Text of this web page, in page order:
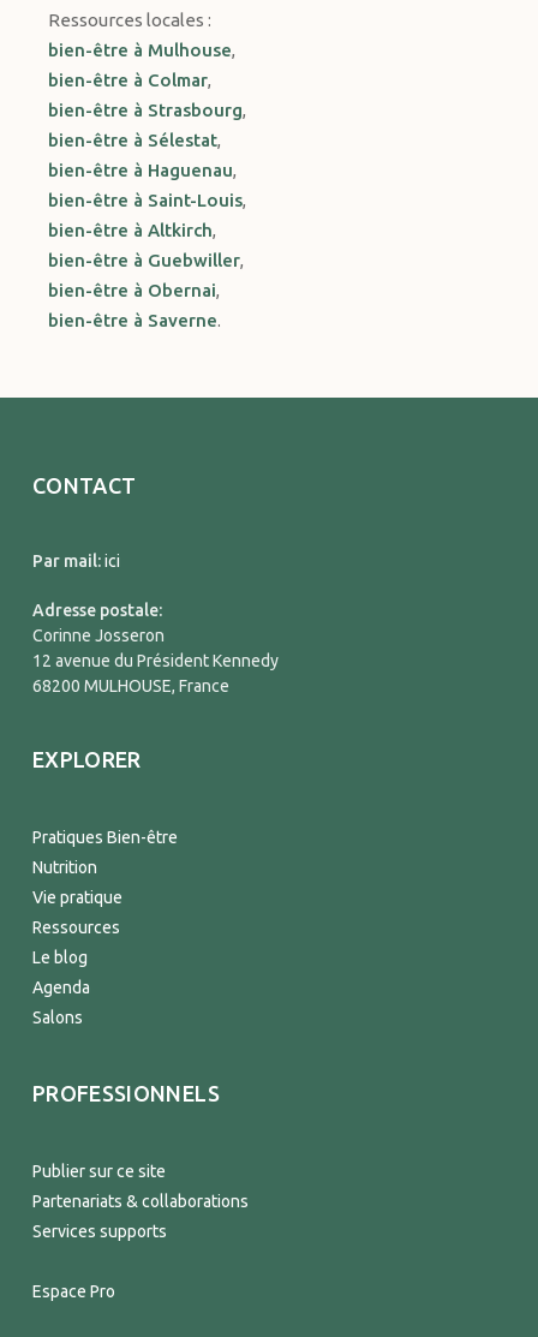
Ressources locales :
bien-être à Mulhouse,
bien-être à Colmar,
bien-être à Strasbourg,
bien-être à Sélestat,
bien-être à Haguenau,
bien-être à Saint-Louis,
bien-être à Altkirch,
bien-être à Guebwiller,
bien-être à Obernai,
bien-être à Saverne.
CONTACT
Par mail:ici
Adresse postale:
Corinne Josseron
12 avenue du Président Kennedy
68200 MULHOUSE, France
EXPLORER
Pratiques Bien-être
Nutrition
Vie pratique
Ressources
Le blog
Agenda
Salons
PROFESSIONNELS
Publier sur ce site
Partenariats & collaborations
Services supports
Espace Pro